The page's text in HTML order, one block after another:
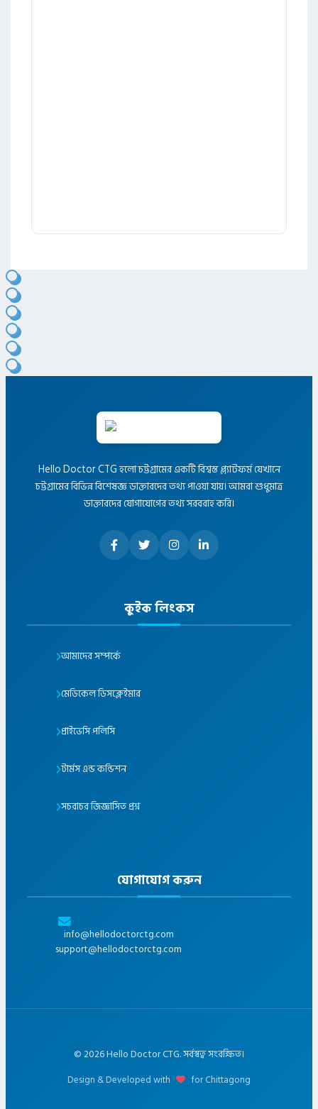
Hello Doctor CTG হলো চট্টগ্রামের একটি বিশ্বস্ত প্ল্যাটফর্ম যেখানে
চট্টগ্রামের বিভিন্ন বিশেষজ্ঞ ডাক্তারদের তথ্য পাওয়া যায়। আমরা শুধুমাত্র
ডাক্তারদের যোগাযোগের তথ্য সরবরাহ করি।
কুইক লিংকস
আমাদের সম্পর্কে
মেডিকেল ডিসক্লেইমার
প্রাইভেসি পলিসি
টার্মস এন্ড কন্ডিশন
সচরাচর জিজ্ঞাসিত প্রশ্ন
যোগাযোগ করুন
info@hellodoctorctg.com
support@hellodoctorctg.com
©2026Hello Doctor CTG. সর্বস্বত্ব সংরক্ষিত।
Design & Developed with for Chittagong